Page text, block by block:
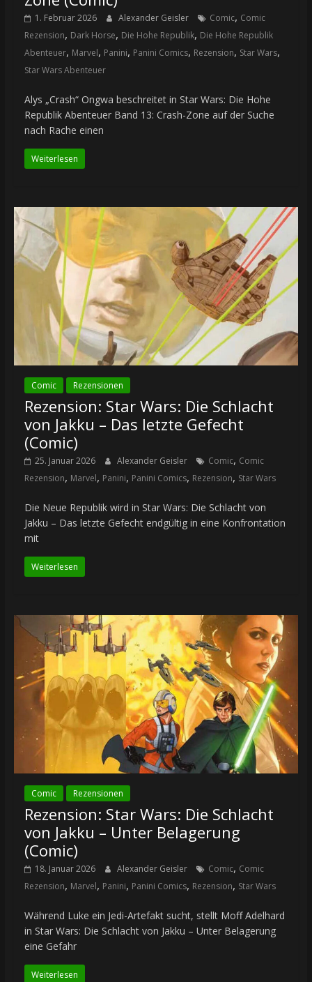
1. Februar 2026 Alexander Geisler Comic, Comic
Rezension, Dark Horse, Die Hohe Republik, Die Hohe Republik
Abenteuer, Marvel, Panini, Panini Comics, Rezension, Star Wars,
Star Wars Abenteuer
Alys „Crash“ Ongwa beschreitet in Star Wars: Die Hohe
Republik Abenteuer Band 13: Crash-Zone auf der Suche
nach Rache einen
Weiterlesen
Comic Rezensionen
Rezension: Star Wars: Die Schlacht
von Jakku – Das letzte Gefecht
(Comic)
25. Januar 2026 Alexander Geisler Comic, Comic
Rezension, Marvel, Panini, Panini Comics, Rezension, Star Wars
Die Neue Republik wird in Star Wars: Die Schlacht von
Jakku – Das letzte Gefecht endgültig in eine Konfrontation
mit
Weiterlesen
Comic Rezensionen
Rezension: Star Wars: Die Schlacht
von Jakku – Unter Belagerung
(Comic)
18. Januar 2026 Alexander Geisler Comic, Comic
Rezension, Marvel, Panini, Panini Comics, Rezension, Star Wars
Während Luke ein Jedi-Artefakt sucht, stellt Moff Adelhard
in Star Wars: Die Schlacht von Jakku – Unter Belagerung
eine Gefahr
Weiterlesen